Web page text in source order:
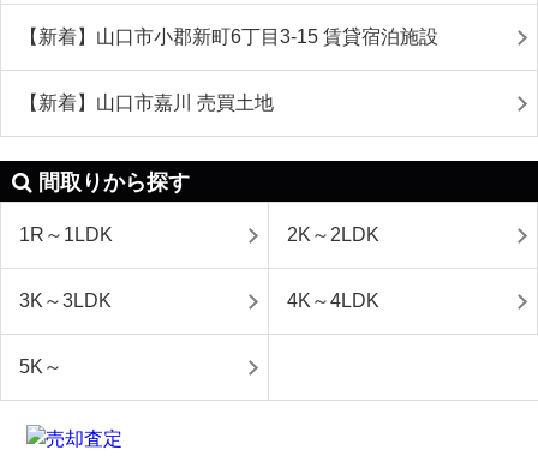
【新着】山口市小郡新町6丁目3-15 賃貸宿泊施設
【新着】山口市嘉川 売買土地
間取りから探す
1R～1LDK 2K～2LDK
3K～3LDK 4K～4LDK
5K～